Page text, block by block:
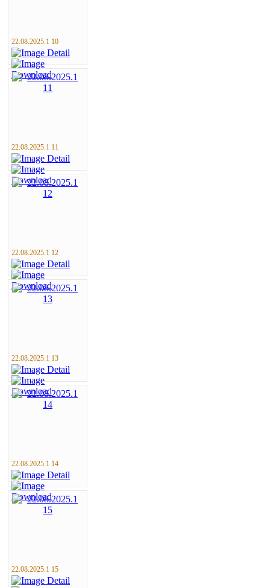
22.08.2025.1 10
22.08.2025.1 11
22.08.2025.1 12
22.08.2025.1 13
22.08.2025.1 14
22.08.2025.1 15